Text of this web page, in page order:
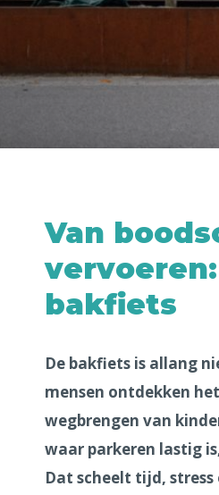
Van
bakfiets
De bakfiets is allang
mensen ontdekken
wegbrengen van
waar parkeren lastig
Dat scheelt tijd,